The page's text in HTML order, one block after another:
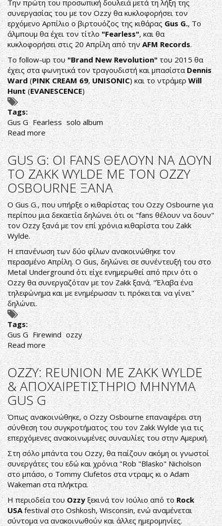
ΕΜΕΝΑ
ΔΗΛΩΝΕΙ
Ο
GUS
G.
Την πρώτη του προσωπική δουλειά μετά τη λήξη της
συνεργασίας του με τον Ozzy θα κυκλοφορήσει τον
ερχόμενο Αρπίλιο ο βιρτουόζος της κιθάρας Gus G., Το
άλμπουμ θα έχει τον τίτλο "Fearless", και θα
κυκλοφορήσει στις 20 Απρίλη από την AFM Records.
Το follow-up του "Brand New Revolution" του 2015 θα
έχεις στα φωνητικά τον τραγουδιστή και μπασίσταDennis
Ward (PINK CREAM 69,UNISONIC) και το ντράμερ Will
Hunt (EVANESCENCE)
Tags:
Gus G Fearless solo album
Read moreabout
O
GUS
G.
«FEARLESS»
ΑΠΟ
ΤΟΝ
ΑΠΡΙΛΙΟ!
GUS G: OI FANS ΘΕΛΟΥΝ ΝΑ ΔΟΥΝ
ΤΟ ZAKK WYLDE ΜΕ ΤΟΝ OZZY
OSBOURNE ΞΑΝΑ
Ο Gus G., που υπήρξε ο κιθαρίστας του Ozzy Osbourne για
περίπου μια δεκαετία δηλώνει ότι οι "fans θέλουν να δουν"
τον Ozzy ξανά με τον επί χρόνια κιθαρίστα του Zakk
Wylde.
Η επανένωση των δύο φίλων ανακοινώθηκε τον
περασμένο Απρίλη. Ο Gus, δηλώνει σε συνέντευξή του στο
Metal Underground ότι είχε ενημερωθεί από πριν ότι ο
Ozzy θα συνεργαζόταν με τον Zakk ξανά. "Έλαβα ένα
τηλεφώνημα και με ενημέρωσαν τι πρόκειται να γίνει"
δηλώνει.
Tags:
Gus G Firewind ozzy
Read more about
GUS
G:
OI
FANS
ΘΕΛΟΥΝ
ΝΑ
ΔΟΥΝ
ΤΟ
ZAKK
WYLDE
ΜΕ
ΤΟΝ
OZZY
OSBOURNE
ΞΑΝΑ
OZZY: REUNION ΜΕ ZAKK WYLDE
& ΑΠΟΧΑΙΡΕΤΙΣΤΗΡΙΟ ΜΗΝΥΜΑ
GUS G
Όπως ανακοινώθηκε, ο Ozzy Osbourne επαναφέρει στη
σύνθεση του συγκροτήματος του τον Zakk Wylde για τις
επερχόμενες ανακοινωμένες συναυλίες του στην Αμερική.
Στη σόλο μπάντα του Ozzy, θα παίζουν ακόμη οι γνωστοί
συνεργάτες του εδώ και χρόνια "Rob "Blasko" Nicholson
στο μπάσο, o Tommy Clufetos στα ντραμς κι ο Adam
Wakeman στα πλήκτρα.
Η περιοδεία του Ozzy ξεκινά τον Ιούλιο από το Rock
USAfestival στο Oshkosh, Wisconsin, ενώ αναμένεται
σύντομα να ανακοινωθούν και άλλες ημερομηνίες.